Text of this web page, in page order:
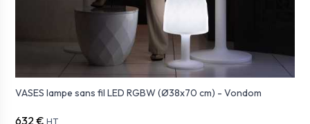
VASES lampe sans fil LED RGBW (Ø38x70 cm) - Vondom
632 € HT